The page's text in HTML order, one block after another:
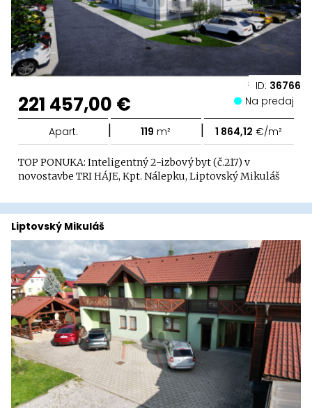
ID: 36766
221 457,00 € Na predaj
Apart. | 119 m² | 1 864,12 €/m²
TOP PONUKA: Inteligentný 2-izbový byt (č.217) v
novostavbe TRI HÁJE, Kpt. Nálepku, Liptovský Mikuláš
Liptovský Mikuláš